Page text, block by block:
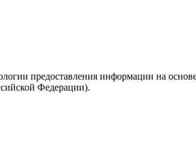
предоставления информации на
Федерации).